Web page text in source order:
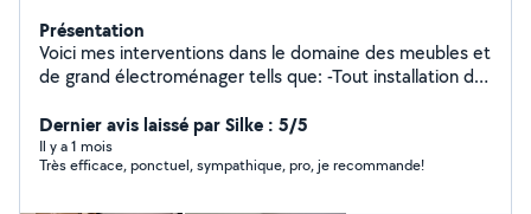
Présentation
Voici mes interventions dans le domaine des meubles et
de grand électroménager tells que: -Tout installation de
Bibliothèque -Bureau -TV support -Lit -Armoire -lave
vaisselle - machine à laver - sèche-linge -four Les tarifs
sont très abordable par rapport aux prix des SAV. Pour
Dernier avis laissé par Silke : 5/5
Il y a 1 mois
Très efficace, ponctuel, sympathique, pro, je recommande!